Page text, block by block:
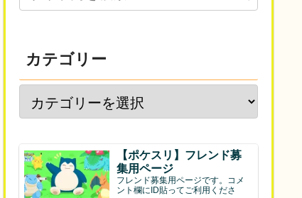
カテゴリー
【ポケスリ】フレンド募
集用ページ
フレンド募集用ページです。コメ
ント欄にID貼ってご利用くださ